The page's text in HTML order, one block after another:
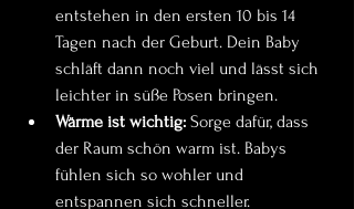
entstehen in den ersten 10 bis 14
Tagen nach der Geburt. Dein Baby
schläft dann noch viel und lässt sich
leichter in süße Posen bringen.
Wärme ist wichtig: Sorge dafür, dass
der Raum schön warm ist. Babys
fühlen sich so wohler und
entspannen sich schneller.